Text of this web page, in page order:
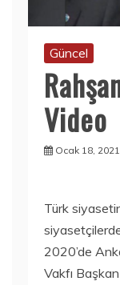
Güncel
Video
Ocak 18, 2021
Türk
2020’de
Vakfı Başkan